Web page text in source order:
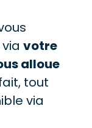
votre
alloue
tout
via